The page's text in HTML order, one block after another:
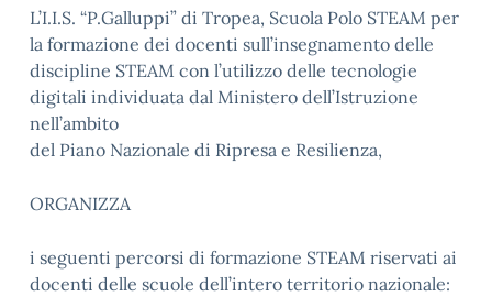
L’I.I.S. “P.Galluppi” di Tropea, Scuola Polo STEAM per
la formazione dei docenti sull’insegnamento delle
discipline STEAM con l’utilizzo delle tecnologie
digitali individuata dal Ministero dell’Istruzione
nell’ambito
del Piano Nazionale di Ripresa e Resilienza,
ORGANIZZA
i seguenti percorsi di formazione STEAM riservati ai
docenti delle scuole dell’intero territorio nazionale: